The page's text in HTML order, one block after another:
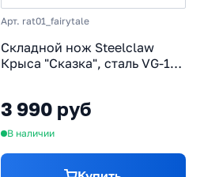
Арт. rat01_fairytale
Складной нож Steelclaw
Крыса "Сказка", сталь VG-10,
3 990 руб
В наличии